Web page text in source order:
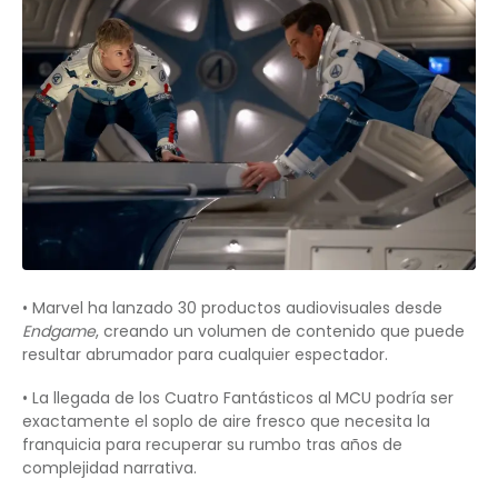
• Marvel ha lanzado 30 productos audiovisuales desde
Endgame, creando un volumen de contenido que puede
resultar abrumador para cualquier espectador.
• La llegada de los Cuatro Fantásticos al MCU podría ser
exactamente el soplo de aire fresco que necesita la
franquicia para recuperar su rumbo tras años de
complejidad narrativa.